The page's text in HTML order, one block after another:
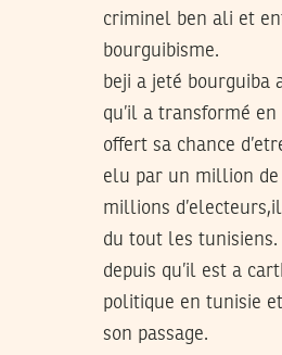
criminel ben ali et
bourguibisme.
beji a jeté bourguiba
qu’il a transformé
offert sa chance
elu par un million
millions
du tout les tunisiens.
depuis qu’il est a
politique en tunisie
son passage.